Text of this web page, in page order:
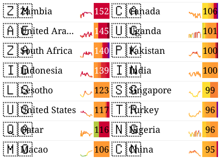
🇿🇲 152
Zambia
🇦🇪 145
United Arab Emirates
🇿🇦 140
South Africa
🇮🇩 139
Indonesia
🇱🇸 123
Lesotho
🇺🇸 117
United States
🇶🇦 116
Qatar
🇲🇴 106
Macao
🇨🇦 106
Canada
🇺🇬 101
Uganda
🇵🇰 100
Pakistan
🇮🇳 100
India
🇸🇬 99
Singapore
🇹🇷 96
Turkey
🇳🇬 96
Nigeria
🇨🇳 95
China